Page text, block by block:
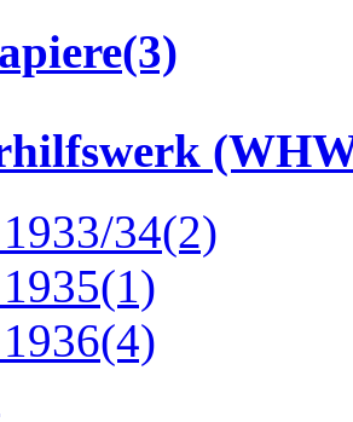
(3)
34(2)
(1)
(4)